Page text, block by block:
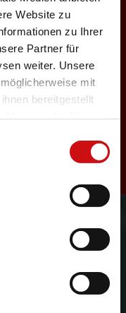
Website zu
zu Ihrer
Partner für
weiter. Unsere
mit
bereitgestellt